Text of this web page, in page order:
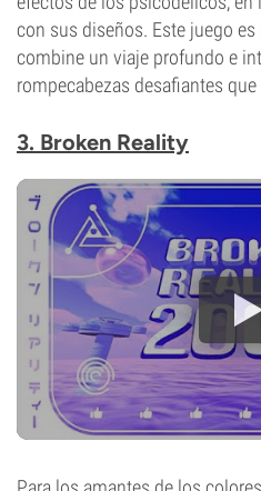
con sus diseños. Este juego
combine un viaje profundo e
rompecabezas desafiantes
3. Broken Reality